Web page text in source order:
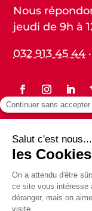
Nous
jeudi de 9h à
032 913 45 44
Protection des